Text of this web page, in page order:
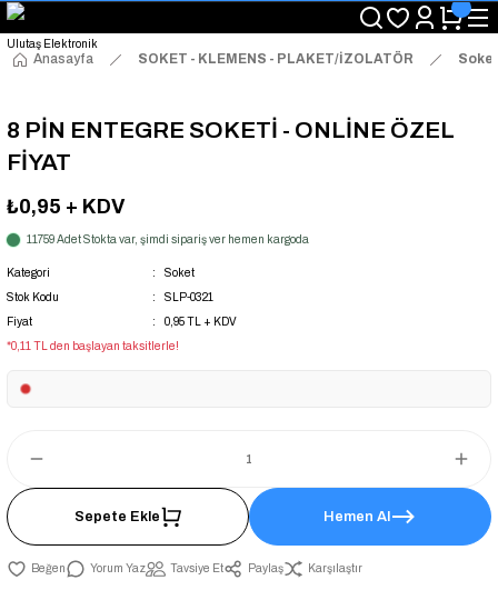
"Saat 14:00'a Kadar Verilen Siparişlerde Aynı Gün Kargo Avantajı!
"Binlerce Ürün Çeşitliliği ile Stoktan Hemen Teslim."
"Toptan Fiyatına Perakende Satış Avantajını Kaçırmayın!"
Anasayfa SOKET - KLEMENS - PLAKET/İZOLATÖR
8 PİN ENTEGRE SOKETİ - ONLİNE ÖZEL
FİYAT
₺0,95 + KDV
11759 Adet Stokta var, şimdi sipariş ver hemen kargoda
Kategori
Soket
Stok Kodu
SLP-0321
Fiyat
0,95 TL + KDV
*0,11 TL den başlayan taksitlerle!
Sepete Ekle Hemen Al
Yorum Yaz Tavsiye Et Paylaş Karşılaştır